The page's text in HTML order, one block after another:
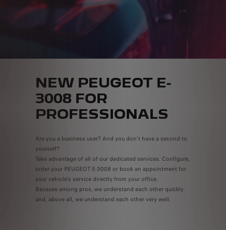
NEW PEUGEOT E-
3008 FOR
PROFESSIONALS
Are you a business user? And you don’t have a second to
yourself?
Take advantage of all of our dedicated services. Configure,
order your PEUGEOT E-3008 or book an appointment for
your vehicle’s service directly from your office.
Because among pros, we understand each other quickly
and, above all, we understand each other very well.